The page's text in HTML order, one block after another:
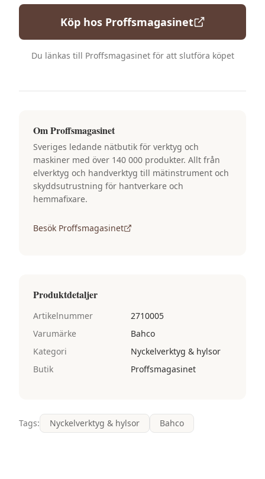
Köp hos Proffsmagasinet
Du länkas till Proffsmagasinetför att slutföra köpet
OmProffsmagasinet
Sveriges ledande nätbutik för verktyg och
maskiner med över 140 000 produkter. Allt från
elverktyg och handverktyg till mätinstrument och
skyddsutrustning för hantverkare och
hemmafixare.
Besök Proffsmagasinet
Produktdetaljer
Artikelnummer
2710005
Varumärke
Bahco
Kategori
Nyckelverktyg & hylsor
Butik
Proffsmagasinet
Tags: Nyckelverktyg & hylsor Bahco